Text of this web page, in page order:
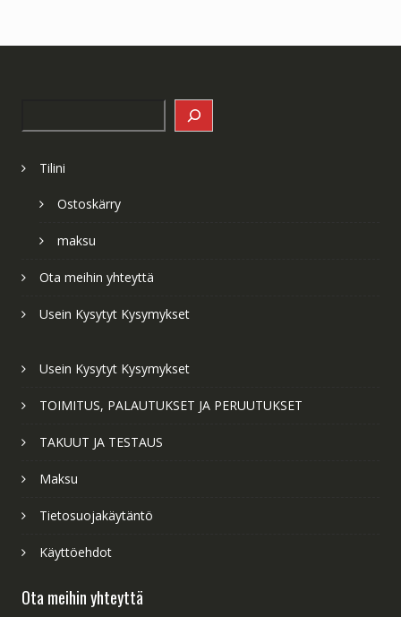
Tilini
Ostoskärry
maksu
Ota meihin yhteyttä
Usein Kysytyt Kysymykset
Usein Kysytyt Kysymykset
TOIMITUS, PALAUTUKSET JA PERUUTUKSET
TAKUUT JA TESTAUS
Maksu
Tietosuojakäytäntö
Käyttöehdot
Ota meihin yhteyttä